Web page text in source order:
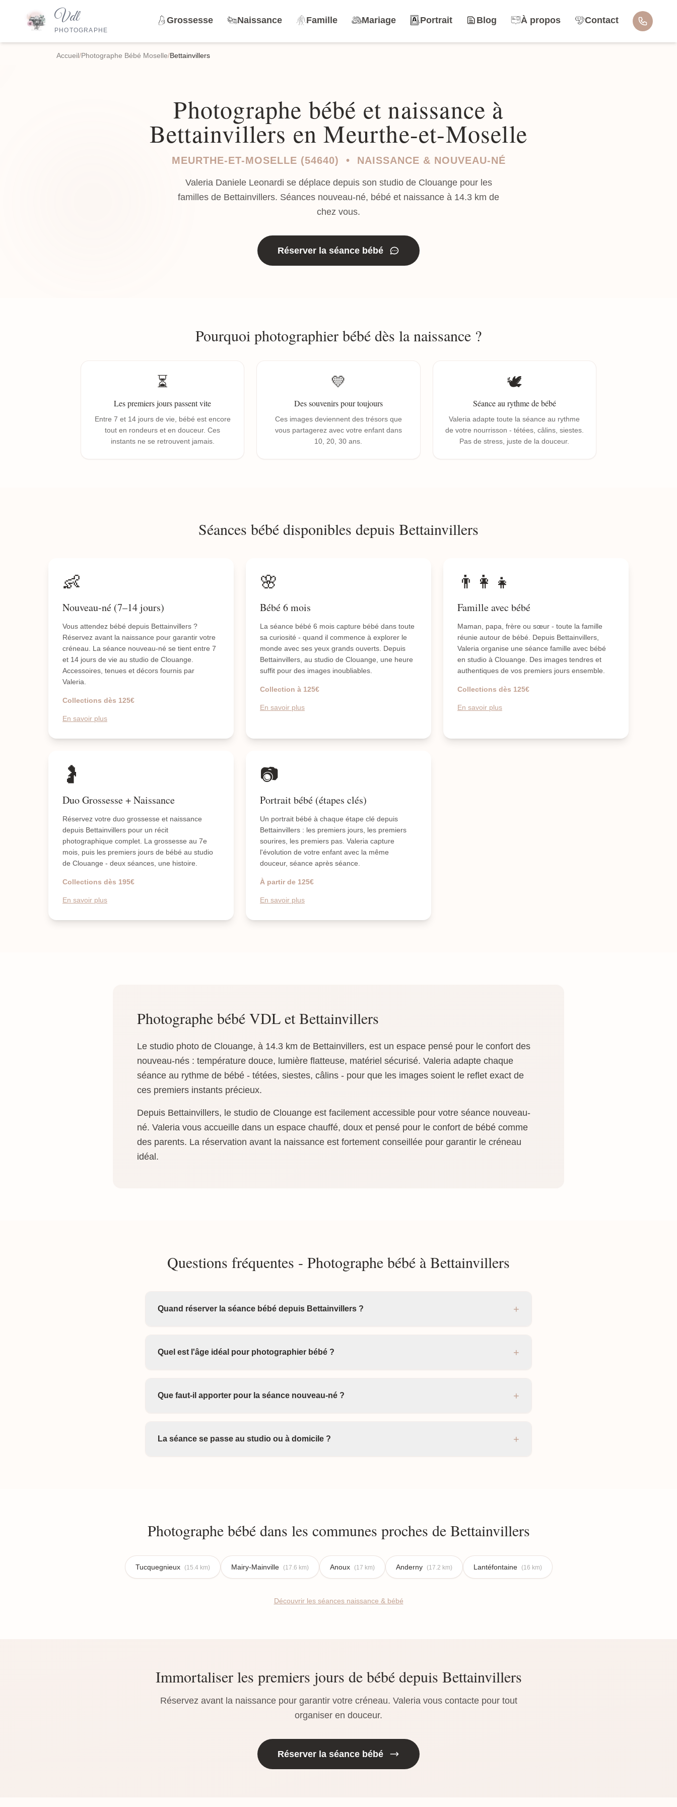
Vdl
PHOTOGRAPHE
Grossesse Naissance Famille Mariage Portrait Blog À propos Contact
Accueil/Photographe Bébé Moselle/Bettainvillers
Photographe bébé et naissance à
Bettainvillers en Meurthe-et-Moselle
MEURTHE-ET-MOSELLE (54640) • NAISSANCE & NOUVEAU-NÉ
Valeria Daniele Leonardi se déplace depuis son studio de Clouange pour les
familles de Bettainvillers. Séances nouveau-né, bébé et naissance à 14.3 km de
chez vous.
Réserver la séance bébé
Pourquoi photographier bébé dès la naissance ?
⏳
Les premiers jours passent vite
Entre 7 et 14 jours de vie, bébé est encore
tout en rondeurs et en douceur. Ces
instants ne se retrouvent jamais.
💛
Des souvenirs pour toujours
Ces images deviennent des trésors que
vous partagerez avec votre enfant dans
10, 20, 30 ans.
🕊️
Séance au rythme de bébé
Valeria adapte toute la séance au rythme
de votre nourrisson - tétées, câlins, siestes.
Pas de stress, juste de la douceur.
Séances bébé disponibles depuis Bettainvillers
👶
Nouveau-né (7–14 jours)
Vous attendez bébé depuis Bettainvillers ?
Réservez avant la naissance pour garantir votre
créneau. La séance nouveau-né se tient entre 7
et 14 jours de vie au studio de Clouange.
Accessoires, tenues et décors fournis par
Valeria.
Collections dès 125€
En savoir plus
🌸
Bébé 6 mois
La séance bébé 6 mois capture bébé dans toute
sa curiosité - quand il commence à explorer le
monde avec ses yeux grands ouverts. Depuis
Bettainvillers, au studio de Clouange, une heure
suffit pour des images inoubliables.
Collection à 125€
En savoir plus
👨‍👩‍👧
Famille avec bébé
Maman, papa, frère ou sœur - toute la famille
réunie autour de bébé. Depuis Bettainvillers,
Valeria organise une séance famille avec bébé
en studio à Clouange. Des images tendres et
authentiques de vos premiers jours ensemble.
Collections dès 125€
En savoir plus
🤰
Duo Grossesse + Naissance
Réservez votre duo grossesse et naissance
depuis Bettainvillers pour un récit
photographique complet. La grossesse au 7e
mois, puis les premiers jours de bébé au studio
de Clouange - deux séances, une histoire.
Collections dès 195€
En savoir plus
📷
Portrait bébé (étapes clés)
Un portrait bébé à chaque étape clé depuis
Bettainvillers : les premiers jours, les premiers
sourires, les premiers pas. Valeria capture
l'évolution de votre enfant avec la même
douceur, séance après séance.
À partir de 125€
En savoir plus
Photographe bébé VDL et Bettainvillers
Le studio photo de Clouange, à 14.3 km de Bettainvillers, est un espace pensé pour le confort des
nouveau-nés : température douce, lumière flatteuse, matériel sécurisé. Valeria adapte chaque
séance au rythme de bébé - tétées, siestes, câlins - pour que les images soient le reflet exact de
ces premiers instants précieux.
Depuis Bettainvillers, le studio de Clouange est facilement accessible pour votre séance nouveau-
né. Valeria vous accueille dans un espace chauffé, doux et pensé pour le confort de bébé comme
des parents. La réservation avant la naissance est fortement conseillée pour garantir le créneau
idéal.
Questions fréquentes - Photographe bébé à Bettainvillers
Quand réserver la séance bébé depuis Bettainvillers ? +
Quel est l'âge idéal pour photographier bébé ? +
Que faut-il apporter pour la séance nouveau-né ? +
La séance se passe au studio ou à domicile ? +
Photographe bébé dans les communes proches de Bettainvillers
Tucquegnieux (15.4 km) Mairy-Mainville (17.6 km) Anoux (17 km) Anderny (17.2 km) Lantéfontaine (16 km)
Découvrir les séances naissance & bébé
Immortaliser les premiers jours de bébé depuis Bettainvillers
Réservez avant la naissance pour garantir votre créneau. Valeria vous contacte pour tout
organiser en douceur.
Réserver la séance bébé